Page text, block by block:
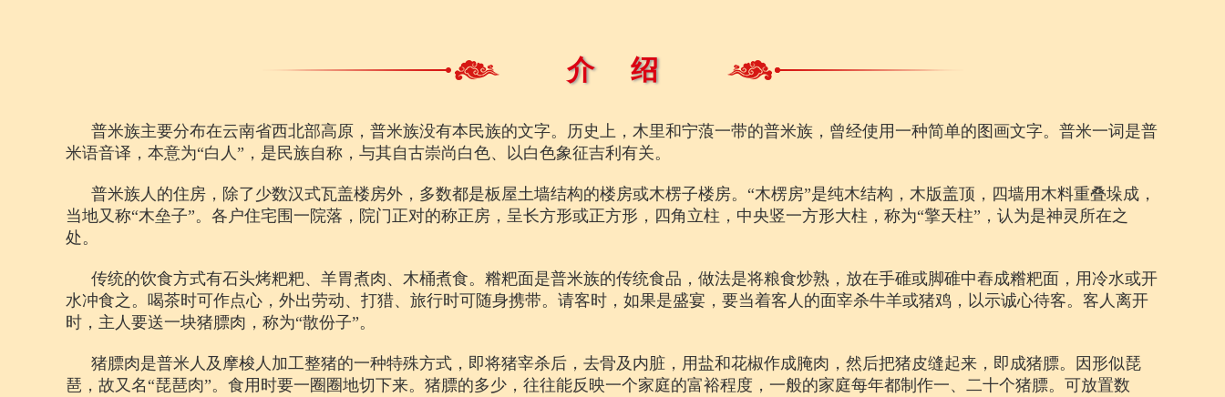
介 绍
普米族主要分布在云南省西北部高原，普米族没有本民族的文字。历史上，木里和宁蒗一带的普米族，曾经使用一种简单的图画文字。普米一词是普
米语音译，本意为“白人”，是民族自称，与其自古崇尚白色、以白色象征吉利有关。
普米族人的住房，除了少数汉式瓦盖楼房外，多数都是板屋土墙结构的楼房或木楞子楼房。“木楞房”是纯木结构，木版盖顶，四墙用木料重叠垛成，
当地又称“木垒子”。各户住宅围一院落，院门正对的称正房，呈长方形或正方形，四角立柱，中央竖一方形大柱，称为“擎天柱”，认为是神灵所在之
处。
传统的饮食方式有石头烤粑粑、羊胃煮肉、木桶煮食。糌粑面是普米族的传统食品，做法是将粮食炒熟，放在手碓或脚碓中舂成糌粑面，用冷水或开
水冲食之。喝茶时可作点心，外出劳动、打猎、旅行时可随身携带。请客时，如果是盛宴，要当着客人的面宰杀牛羊或猪鸡，以示诚心待客。客人离开
时，主人要送一块猪膘肉，称为“散份子”。
猪膘肉是普米人及摩梭人加工整猪的一种特殊方式，即将猪宰杀后，去骨及内脏，用盐和花椒作成腌肉，然后把猪皮缝起来，即成猪膘。因形似琵
琶，故又名“琵琶肉”。食用时要一圈圈地切下来。猪膘的多少，往往能反映一个家庭的富裕程度，一般的家庭每年都制作一、二十个猪膘。可放置数